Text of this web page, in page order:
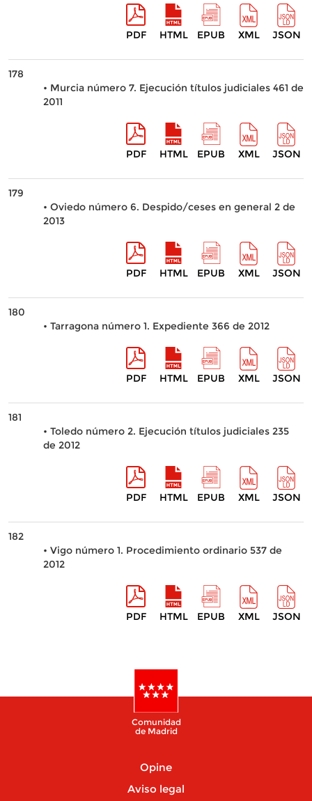
PDF HTML EPUB XML JSON
178
• Murcia número 7. Ejecución títulos judiciales 461 de
2011
PDF HTML EPUB XML JSON
179
• Oviedo número 6. Despido/ceses en general 2 de
2013
PDF HTML EPUB XML JSON
180
• Tarragona número 1. Expediente 366 de 2012
PDF HTML EPUB XML JSON
181
• Toledo número 2. Ejecución títulos judiciales 235
de 2012
PDF HTML EPUB XML JSON
182
• Vigo número 1. Procedimiento ordinario 537 de
2012
PDF HTML EPUB XML JSON
Comunidad
de Madrid
Opine
Aviso legal